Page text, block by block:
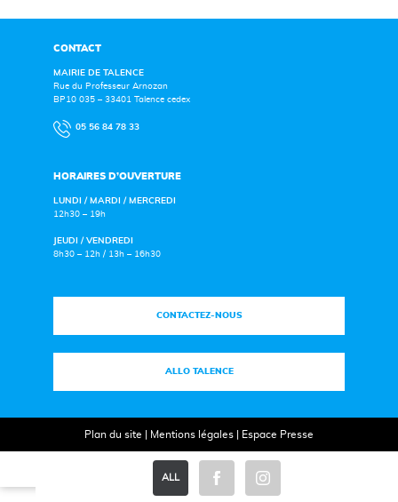
ALL
CONTACT
MAIRIE DE TALENCE
Rue du Professeur Arnozan
BP10 035 – 33401 Talence cedex
05 56 84 78 33
HORAIRES D’OUVERTURE
LUNDI / MARDI / MERCREDI
12h30 – 19h
JEUDI / VENDREDI
8h30 – 12h / 13h – 16h30
CONTACTEZ-NOUS
ALLO TALENCE
Plan du site Mentions légales| Espace Presse